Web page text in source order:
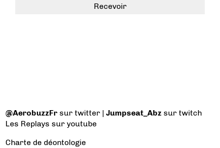
@AerobuzzFr sur twitter |Jumpseat_Abz sur twitch
Les Replays sur youtube
Charte de déontologie